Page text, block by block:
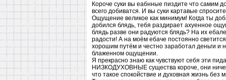
Короче суки вы еабнные пиздите что самим
всего добиватся. И вы суки картавые
Ощущение великое как минимум! Когда ты
добился блядь, тебя раздирает ахуенное
блядь разве они радуются блядь? На их
радости! А на моём ебаче постоянно
хорошим путём и честно заработал деньги
блаженном ощущении.
Я прекрасно знаю как чувствуют себя эти
НИЗКОДУХОВНЫЕ существа короче, они
что такое спокойствие и духовная жизнь